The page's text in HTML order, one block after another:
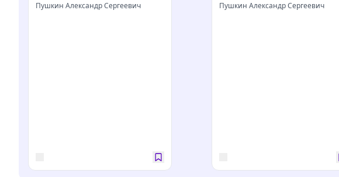
Пушкин Александр Сергеевич Пушкин Александр Сергеевич